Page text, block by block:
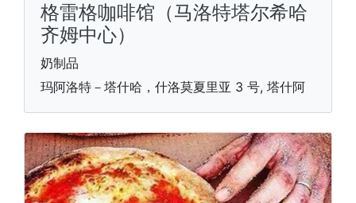
格雷格咖啡馆（马洛特塔尔希哈
齐姆中心）
奶制品
玛阿洛特－塔什哈，什洛莫夏里亚 3 号, 塔什阿